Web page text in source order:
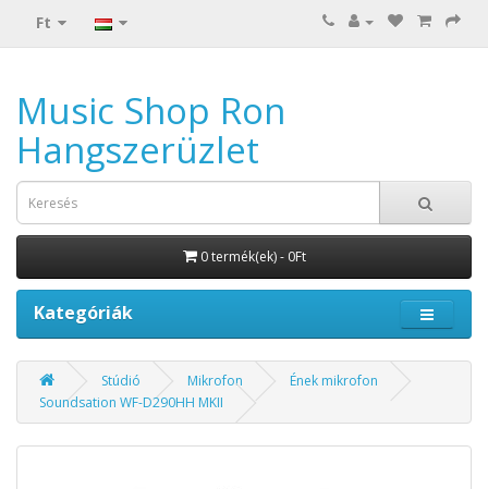
Ft
Music Shop Ron
Hangszerüzlet
0 termék(ek) - 0Ft
Kategóriák
Stúdió Mikrofon
Ének mikrofon
Soundsation WF-D290HH MKII